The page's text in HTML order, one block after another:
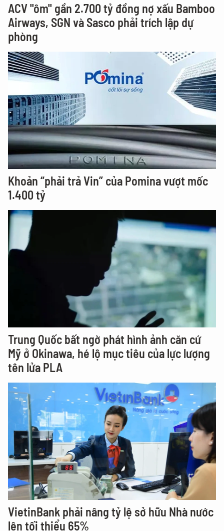
ACV "ôm" gần 2.700 tỷ đồng nợ xấu Bamboo
Airways, SGN và Sasco phải trích lập dự
phòng
Khoản “phải trả Vin” của Pomina vượt mốc
1.400 tỷ
Trung Quốc bất ngờ phát hình ảnh căn cứ
Mỹ ở Okinawa, hé lộ mục tiêu của lực lượng
tên lửa PLA
VietinBank phải nâng tỷ lệ sở hữu Nhà nước
lên tối thiểu 65%